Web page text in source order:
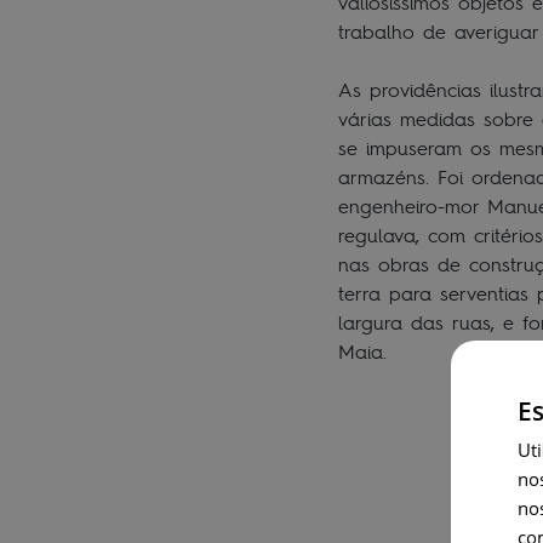
trabalho de
As providências
várias medidas
se impuseram os
armazéns. Foi
engenheiro-mor
regulava, com
nas obras de
terra para serventias
largura das ruas, e
Maia.